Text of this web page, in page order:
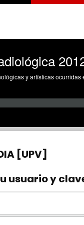
2012/2013
ocurridas en los tres